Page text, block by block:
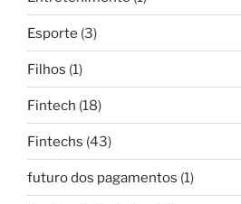
Esporte (3)
Filhos (1)
Fintech (18)
Fintechs (43)
futuro dos pagamentos (1)